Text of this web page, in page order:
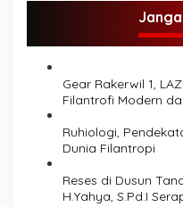
s
Gear Rakerwil 1,
Filantrofi Modern
Ruhiologi,
Dunia Filantropi
Reses di Dusun
H.Yahya, S.Pd.I